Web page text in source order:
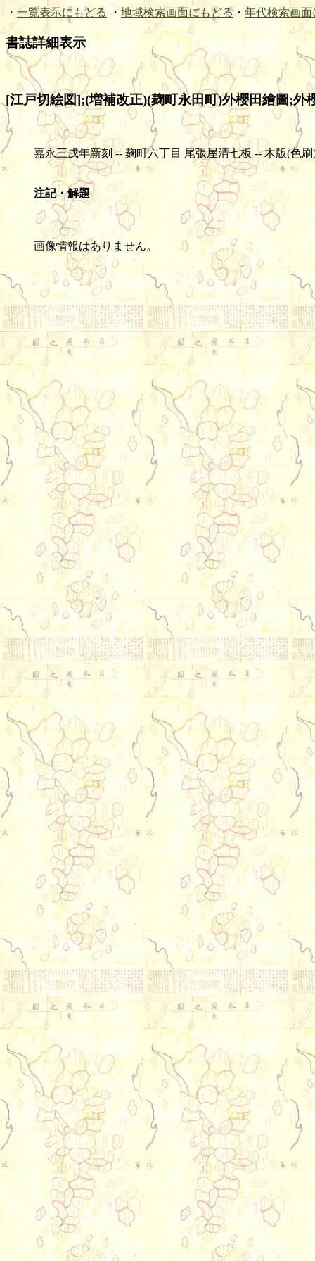
・ 一覧表示にもどる ・ 地域検索画面にもどる・ 年代検索画面
書誌詳細表示
[江戸切絵図];(増補改正)(麹町永田町)外櫻田繪圖;外
嘉永三戌年新刻 -- 麹町六丁目 尾張屋清七板 -- 木版(色刷)
注記・解題
画像情報はありません。